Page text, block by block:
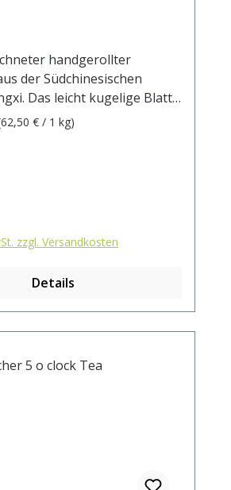
handgerollter
der Südchinesischen
Das leicht kugelige Blatt
goldgelben Tips und seinem
€ / 1 kg)
zzgl. Versandkosten
Details